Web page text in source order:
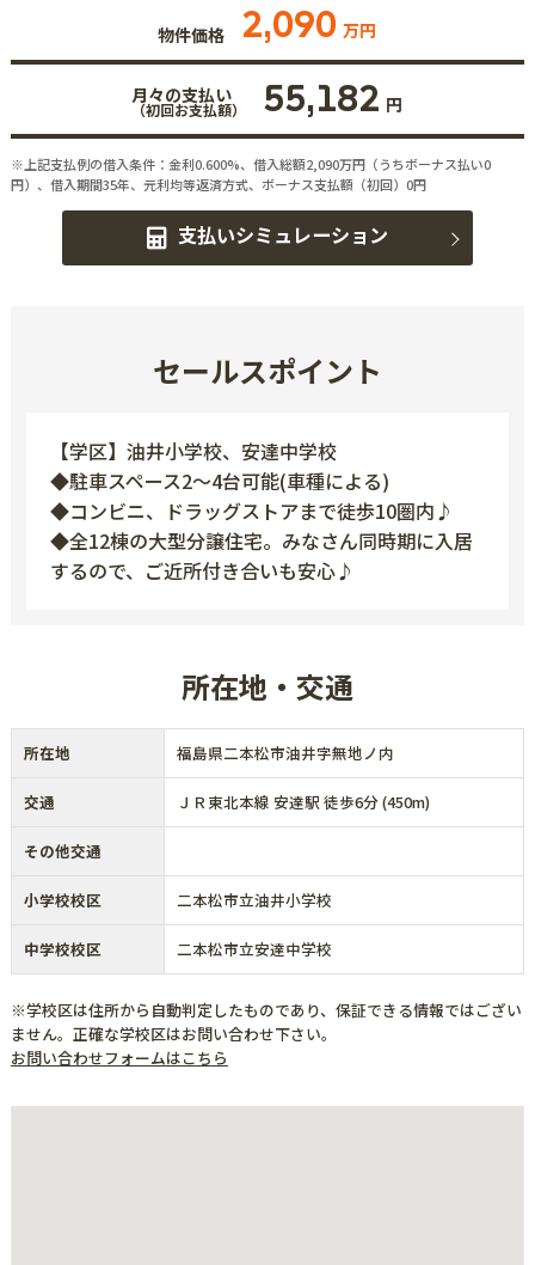
物件価格 2,090 万円
月々の支払い
（初回お支払額） 55,182 円
※上記支払例の借入条件：金利0.600%、借入総額2,090万円（うちボーナス払い0
円）、借入期間35年、元利均等返済方式、ボーナス支払額（初回）0円
支払いシミュレーション
セールスポイント
【学区】油井小学校、安達中学校
◆駐車スペース2～4台可能(車種による)
◆コンビニ、ドラッグストアまで徒歩10圏内♪
◆全12棟の大型分譲住宅。みなさん同時期に入居
するので、ご近所付き合いも安心♪
所在地・交通
所在地 福島県二本松市油井字無地ノ内
交通 ＪＲ東北本線 安達駅 徒歩6分 (450m)
その他交通
小学校校区 二本松市立油井小学校
中学校校区 二本松市立安達中学校
※学校区は住所から自動判定したものであり、保証できる情報ではござい
ません。正確な学校区はお問い合わせ下さい。
お問い合わせフォームはこちら